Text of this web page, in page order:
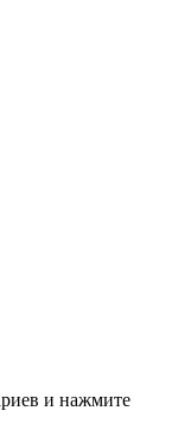
и нажмите